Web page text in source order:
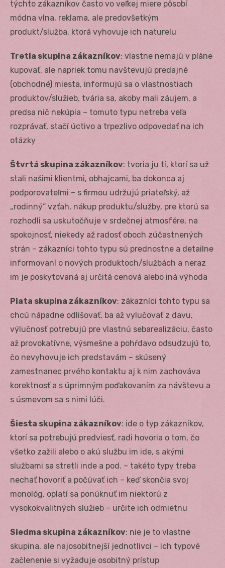
týchto zákazníkov často vo veľkej miere pôsobí
módna vlna, reklama, ale predovšetkým
produkt/služba, ktorá vyhovuje ich naturelu
Tretia skupina zákazníkov: vlastne nemajú v pláne
kupovať, ale napriek tomu navštevujú predajné
(obchodné) miesta, informujú sa o vlastnostiach
produktov/služieb, tvária sa, akoby mali záujem, a
predsa nič nekúpia – tomuto typu netreba veľa
rozprávať, stačí úctivo a trpezlivo odpovedať na ich
otázky
Štvrtá skupina zákazníkov: tvoria ju tí, ktorí sa už
stali našimi klientmi, obhajcami, ba dokonca aj
podporovateľmi – s firmou udržujú priateľský, až
„rodinný“ vzťah, nákup produktu/služby, pre ktorú sa
rozhodli sa uskutočňuje v srdečnej atmosfére, na
spokojnosť, niekedy až radosť oboch zúčastnených
strán – zákazníci tohto typu sú prednostne a detailne
informovaní o nových produktoch/službách a neraz
im je poskytovaná aj určitá cenová alebo iná výhoda
Piata skupina zákazníkov: zákazníci tohto typu sa
chcú nápadne odlišovať, ba až vylučovať z davu,
výlučnosť potrebujú pre vlastnú sebarealizáciu, často
až provokatívne, výsmešne a pohŕdavo odsudzujú to,
čo nevyhovuje ich predstavám – skúsený
zamestnanec prvého kontaktu aj k nim zachováva
korektnosť a s úprimným poďakovaním za návštevu a
s úsmevom sa s nimi lúči.
Šiesta skupina zákazníkov: ide o typ zákazníkov,
ktorí sa potrebujú predviesť, radi hovoria o tom, čo
všetko zažili alebo o akú službu im ide, s akými
službami sa stretli inde a pod. – takéto typy treba
nechať hovoriť a počúvať ich – keď skončia svoj
monológ, oplatí sa ponúknuť im niektorú z
vysokokvalitných služieb – určite ich odmietnu
Siedma skupina zákazníkov: nie je to vlastne
skupina, ale najosobitnejší jednotlivci – ich typové
začlenenie si vyžaduje osobitný prístup